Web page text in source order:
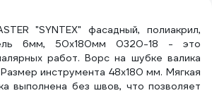
"SYNTEX" фасадный, полиакрил,
6мм, 50x180мм 0320-18 - это
работ. Ворс на шубке валика
инструмента 48х180 мм. Мягкая
выполнена без швов, что позволяет